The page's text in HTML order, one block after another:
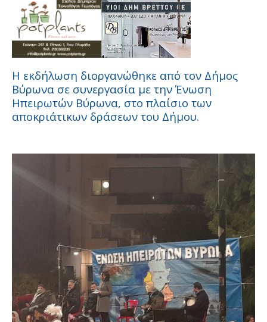
Η εκδήλωση διοργανώθηκε από τον Δήμος
Βύρωνα σε συνεργασία με την Ένωση
Ηπειρωτών Βύρωνα, στο πλαίσιο των
αποκριάτικων δράσεων του Δήμου.